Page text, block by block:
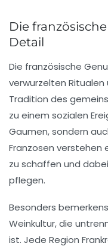
Die
Detail
Die französische
verwurzelten Ritualen
Tradition des
zu einem sozialen
Gaumen, sondern
Franzosen verstehen
zu schaffen und
pflegen.
Besonders
Weinkultur, die
ist. Jede Region